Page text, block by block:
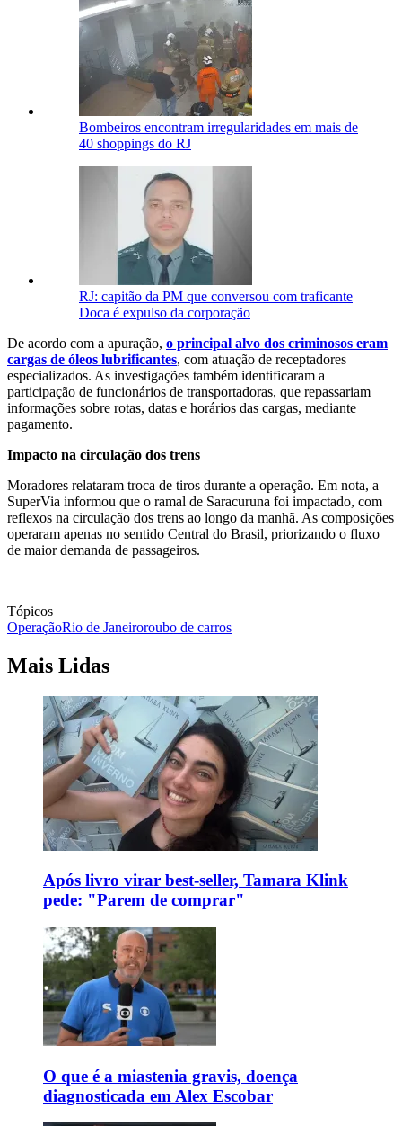
Bombeiros encontram irregularidades em mais de
40 shoppings do RJ
RJ: capitão da PM que conversou com traficante
Doca é expulso da corporação
De acordo com a apuração, o principal alvo dos criminosos eram
cargas de óleos lubrificantes, com atuação de receptadores
especializados. As investigações também identificaram a
participação de funcionários de transportadoras, que repassariam
informações sobre rotas, datas e horários das cargas, mediante
pagamento.
Impacto na circulação dos trens
Moradores relataram troca de tiros durante a operação. Em nota, a
SuperVia informou que o ramal de Saracuruna foi impactado, com
reflexos na circulação dos trens ao longo da manhã. As composições
operaram apenas no sentido Central do Brasil, priorizando o fluxo
de maior demanda de passageiros.
Tópicos
OperaçãoRio de Janeiroroubo de carros
Mais Lidas
Após livro virar best-seller, Tamara Klink
pede: "Parem de comprar"
O que é a miastenia gravis, doença
diagnosticada em Alex Escobar